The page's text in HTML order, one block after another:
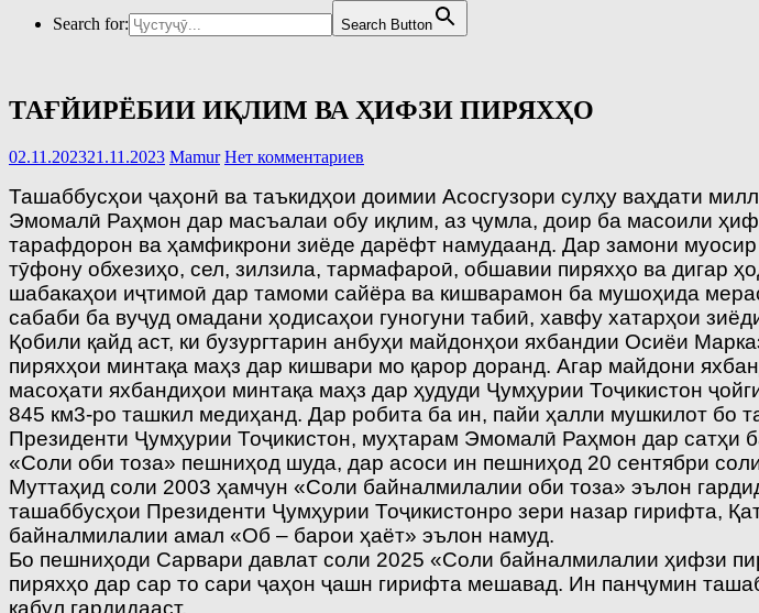
Search for:
Search Button
ТАҒЙИРЁБИИ ИҚЛИМ ВА ҲИФЗИ ПИРЯХҲО
02.11.202321.11.2023 Mamur Нет комментариев
Ташаббусҳои ҷаҳонӣ ва таъкидҳои доимии Асосгузори сулҳу ваҳдати
Эмомалӣ Раҳмон дар масъалаи обу иқлим, аз ҷумла, доир ба масоили
тарафдорон ва ҳамфикрони зиёде дарёфт намудаанд. Дар замони
тӯфону обхезиҳо, сел, зилзила, тармафароӣ, обшавии пиряхҳо ва дигар
шабакаҳои иҷтимоӣ дар тамоми сайёра ва кишварамон ба мушоҳида
сабаби ба вуҷуд омадани ҳодисаҳои гуногуни табиӣ, хавфу хатарҳои
Қобили қайд аст, ки бузургтарин анбуҳи майдонҳои яхбандии Осиёи
пиряхҳои минтақа маҳз дар кишвари мо қарор доранд. Агар майдони
масоҳати яхбандиҳои минтақа маҳз дар ҳудуди Ҷумҳурии Тоҷикистон
845 км3-ро ташкил медиҳанд. Дар робита ба ин, пайи ҳалли мушкилот бо
Президенти Ҷумҳурии Тоҷикистон, муҳтарам Эмомалӣ Раҳмон дар
«Соли оби тоза» пешниҳод шуда, дар асоси ин пешниҳод 20 сентябри
Муттаҳид соли 2003 ҳамчун «Соли байналмилалии оби тоза» эълон
ташаббусҳои Президенти Ҷумҳурии Тоҷикистонро зери назар гирифта,
байналмилалии амал «Об – барои ҳаёт» эълон намуд.
Бо пешниҳоди Сарвари давлат соли 2025 «Соли байналмилалии ҳифзи
пиряхҳо дар сар то сари ҷаҳон ҷашн гирифта мешавад. Ин панҷумин
қабул гардидааст.